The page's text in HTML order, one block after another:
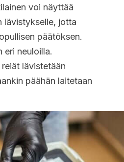
voi näyttää
lävistykselle, jotta
päätöksen.
eri neuloilla.
lävistetään
päähän laitetaan